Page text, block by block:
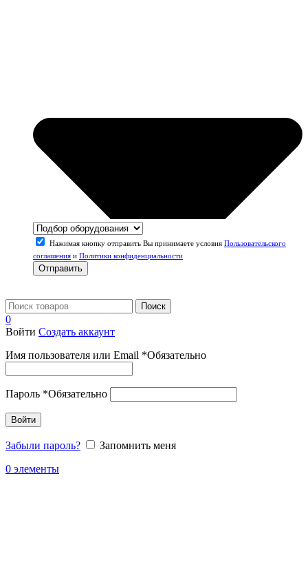
Нажимая кнопку отправить Вы принимаете условия Пользовательского
соглашения и Политики конфиденциальности
Отправить
Поиск
0
Войти Создать аккаунт
Имя пользователя или Email *Обязательно
Пароль *Обязательно
Войти
Забыли пароль?
Запомнить меня
0 элементы